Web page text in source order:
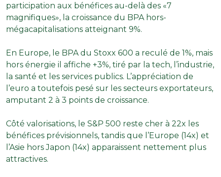
participation aux bénéfices au-delà des «7
magnifiques», la croissance du BPA hors-
mégacapitalisations atteignant 9%.
En Europe, le BPA du Stoxx 600 a reculé de 1%, mais
hors énergie il affiche +3%, tiré par la tech, l’industrie,
la santé et les services publics. L’appréciation de
l’euro a toutefois pesé sur les secteurs exportateurs,
amputant 2 à 3 points de croissance.
Côté valorisations, le S&P 500 reste cher à 22x les
bénéfices prévisionnels, tandis que l’Europe (14x) et
l’Asie hors Japon (14x) apparaissent nettement plus
attractives.